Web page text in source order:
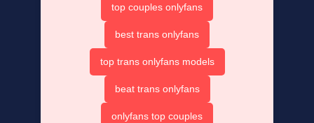
top couples onlyfans
best trans onlyfans
top trans onlyfans models
beat trans onlyfans
onlyfans top couples